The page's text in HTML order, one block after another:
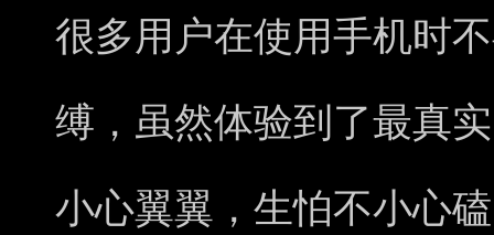
很多用户在使用手机时
缚，虽然体验到了最真
小心翼翼，生怕不小心